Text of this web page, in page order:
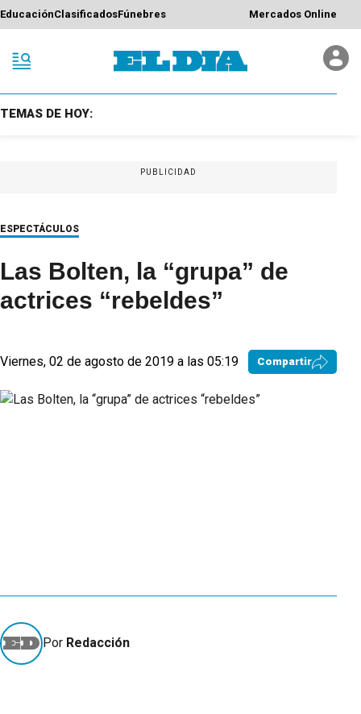
EducaciónClasificadosFúnebres Mercados Online
TEMAS DE HOY:
PUBLICIDAD
ESPECTÁCULOS
Las Bolten, la “grupa” de
actrices “rebeldes”
Viernes, 02 de agosto de 2019 a las 05:19 Compartir
Por Redacción